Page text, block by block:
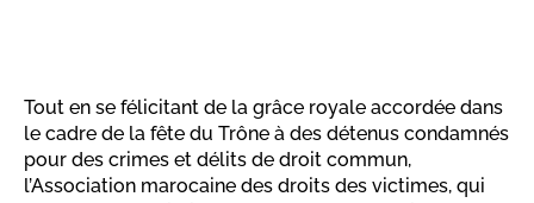
Tout en se félicitant de la grâce royale accordée dans
le cadre de la fête du Trône à des détenus condamnés
pour des crimes et délits de droit commun,
l’Association marocaine des droits des victimes, qui